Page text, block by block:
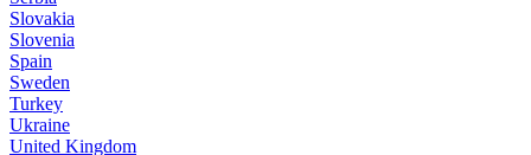
Slovakia
Slovenia
Spain
Sweden
Turkey
Ukraine
United Kingdom